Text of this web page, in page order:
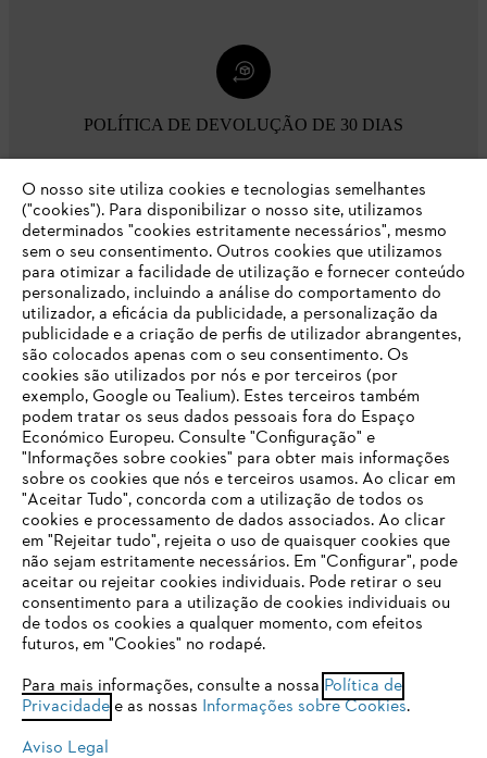
POLÍTICA DE DEVOLUÇÃO DE 30 DIAS
Opções de pagamento
Empresa
FAQs Loja Online
Contacto
Condições gerais de venda Proteção de Dados
Sobre nós
O SEU NAVEGADOR NÃO SUPORTA
ESTE WEBSITE
Está utilizar um navegador que ainda não suportamos. Para
obter o melhor uso de nosso site, recomendamos que altere
para um dos seguintes navegadores:
firefox chrome
O nosso site utiliza cookies e tecnologias semelhantes
("cookies"). Para disponibilizar o nosso site, utilizamos
determinados "cookies estritamente necessários", mesmo
sem o seu consentimento. Outros cookies que utilizamos
para otimizar a facilidade de utilização e fornecer conteúdo
personalizado, incluindo a análise do comportamento do
utilizador, a eficácia da publicidade, a personalização da
publicidade e a criação de perfis de utilizador abrangentes,
são colocados apenas com o seu consentimento. Os
cookies são utilizados por nós e por terceiros (por
exemplo, Google ou Tealium). Estes terceiros também
podem tratar os seus dados pessoais fora do Espaço
Económico Europeu. Consulte "Configuração" e
"Informações sobre cookies" para obter mais informações
sobre os cookies que nós e terceiros usamos. Ao clicar em
"Aceitar Tudo", concorda com a utilização de todos os
cookies e processamento de dados associados. Ao clicar
em "Rejeitar tudo", rejeita o uso de quaisquer cookies que
não sejam estritamente necessários. Em "Configurar", pode
aceitar ou rejeitar cookies individuais. Pode retirar o seu
consentimento para a utilização de cookies individuais ou
de todos os cookies a qualquer momento, com efeitos
futuros, em "Cookies" no rodapé.
Para mais informações, consulte a nossa Política de
Privacidadee as nossas Informações sobre Cookies.
Aviso Legal